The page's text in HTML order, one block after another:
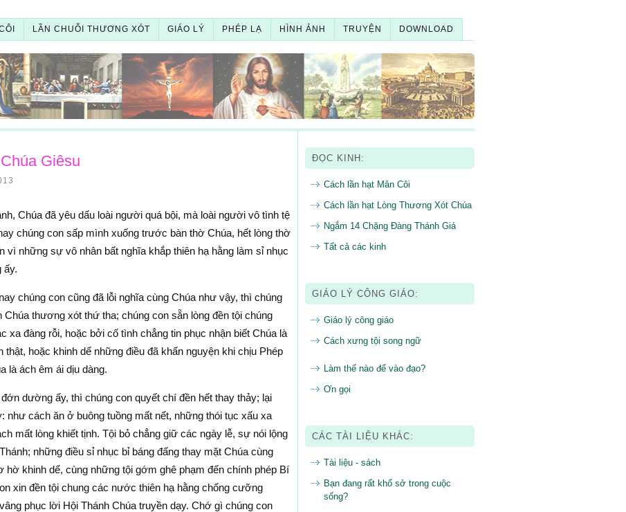
LẦN CHUỖI THƯƠNG XÓT GIÁO LÝ PHÉP LẠ HÌNH ẢNH TRUYỆN DOWNLOAD
Giêsu
Chúa đã yêu dấu loài người quá bội, mà loài người vô tình tệ
chúng con sấp mình xuống trước bàn thờ Chúa, hết lòng thờ
những sự vô nhân bất nghĩa khắp thiên hạ hằng làm sỉ nhục
ấy.
chúng con cũng đã lỗi nghĩa cùng Chúa như vậy, thì chúng
Chúa thương xót thứ tha; chúng con sẵn lòng đền tội chúng
xa đàng rỗi, hoặc bởi cố tình chẳng tin phục nhận biết Chúa là
hoặc khinh dể những điều đã khấn nguyện khi chịu Phép
là ách êm ái dịu dàng.
dường ấy, thì chúng con quyết chí đền hết thay thảy; lại
như cách ăn ở buông tuồng mất nết, những thói tục xấu xa
mất lòng khiết tịnh. Tội bỏ chẳng giữ các ngày lễ, sự nói lộng
những điều sỉ nhục bỉ báng đấng thay mặt Chúa cùng
hờ khinh dể, cùng những tội gớm ghê phạm đến chính phép Bí
xin đền tội chung các nước thiên hạ hằng chống cưỡng
phục lời Hội Thánh Chúa truyền dạy. Chớ gì chúng con
ĐỌC KINH:
Cách lần hạt Mân Côi
Cách lần hạt Lòng Thương Xót Chúa
Ngắm 14 Chặng Đàng Thánh Giá
Tất cả các kinh
GIÁO LÝ CÔNG GIÁO:
Giáo lý công giáo
Cách xưng tội song ngữ
Làm thế nào để vào đạo?
Ơn gọi
CÁC TÀI LIỆU KHÁC:
Tài liệu - sách
Bạn đang rất khổ sở trong cuộc
sống?